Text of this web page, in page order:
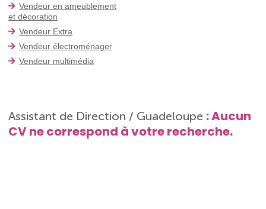
Vendeur en ameublement
et décoration
Vendeur Extra
Vendeur électroménager
Vendeur multimédia
Assistant de Direction / Guadeloupe : Aucun
CV ne correspond à votre recherche.